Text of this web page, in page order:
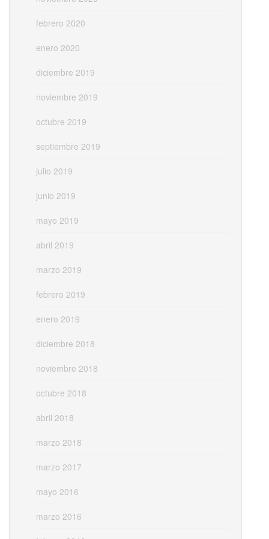
febrero 2020
enero 2020
diciembre 2019
noviembre 2019
octubre 2019
septiembre 2019
julio 2019
junio 2019
mayo 2019
abril 2019
marzo 2019
febrero 2019
enero 2019
diciembre 2018
noviembre 2018
octubre 2018
abril 2018
marzo 2018
marzo 2017
mayo 2016
marzo 2016